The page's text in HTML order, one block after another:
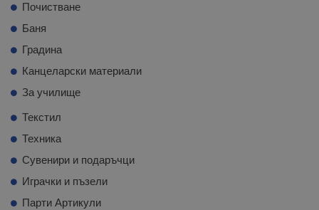
Почистване
Баня
Градина
Канцеларски материали
За училище
Текстил
Техника
Сувенири и подаръчци
Играчки и пъзели
Парти Артикули